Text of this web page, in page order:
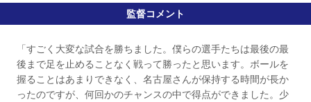
監督コメント
「すごく大変な試合を勝ちました。僕らの選手たちは最後の最
後まで足を止めることなく戦って勝ったと思います。ボールを
握ることはあまりできなく、名古屋さんが保持する時間が長か
ったのですが、何回かのチャンスの中で得点ができました。少